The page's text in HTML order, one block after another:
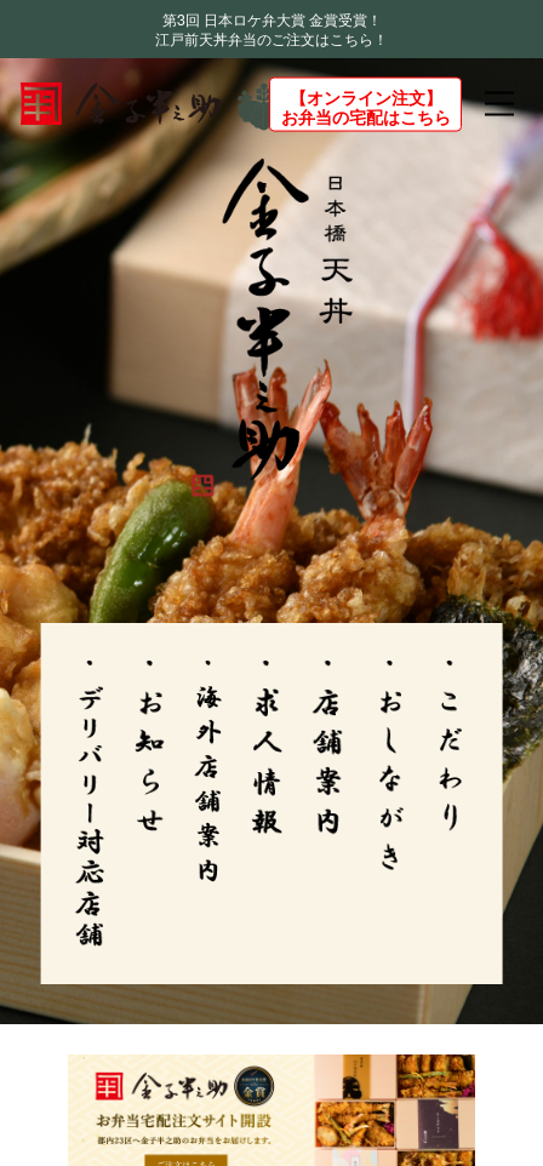
第3回 日本ロケ弁大賞 金賞受賞！
江戸前天丼弁当のご注文はこちら！
【オンライン注文】
お弁当の宅配はこちら